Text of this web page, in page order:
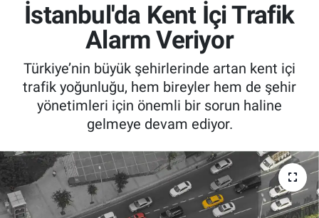
İstanbul'da Kent İçi Trafik
Alarm Veriyor
Türkiye’nin büyük şehirlerinde artan kent içi
trafik yoğunluğu, hem bireyler hem de şehir
yönetimleri için önemli bir sorun haline
gelmeye devam ediyor.